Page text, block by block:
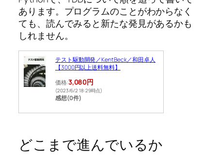
あります。プログラムのことがわからなく
ても、読んでみると新たな発見があるかも
しれません。
テスト駆動開発／KentBeck／和田卓人
【3000円以上送料無料】
価格:3,080円
(2023/6/2 18:29時点)
感想(0件)
どこまで進んでいるか